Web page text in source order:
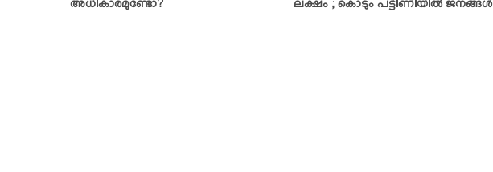
അധികാരമുണ്ടോ?
ലക്ഷം ; കൊടും പട്ടിണിയില്‍ ജനങ്ങള്‍